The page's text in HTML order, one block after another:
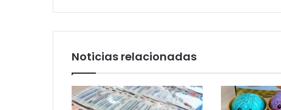
Noticias relacionadas